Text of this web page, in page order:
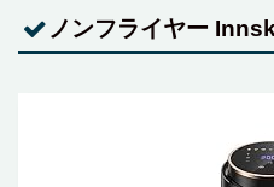
ノンフライヤー